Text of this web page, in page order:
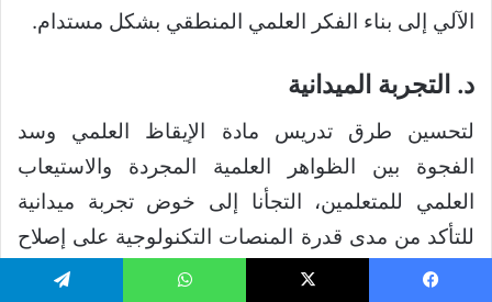
الآلي إلى بناء الفكر العلمي المنطقي بشكل مستدام.
د. التجربة الميدانية
لتحسين طرق تدريس مادة الإيقاظ العلمي وسد
الفجوة بين الظواهر العلمية المجردة والاستيعاب
العلمي للمتعلمين، التجأنا إلى خوض تجربة ميدانية
للتأكد من مدى قدرة المنصات التكنولوجية على إصلاح
الخلل الذي سببه غياب الوسائل التجريبية والتجهيزات